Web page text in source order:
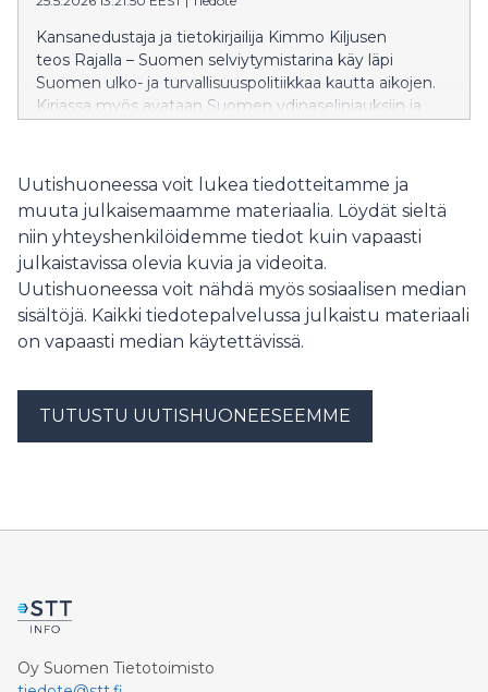
Kansanedustaja ja tietokirjailija Kimmo Kiljusen
teos Rajalla – Suomen selviytymistarina käy läpi
Suomen ulko- ja turvallisuuspolitiikkaa kautta aikojen.
Kirjassa myös avataan Suomen ydinaselinjauksiin ja
tehtäessä puolustusyhteistyösopimus Yhdysvaltojen
Uutishuoneessa voit lukea tiedotteitamme ja
muuta julkaisemaamme materiaalia. Löydät sieltä
niin yhteyshenkilöidemme tiedot kuin vapaasti
julkaistavissa olevia kuvia ja videoita.
Uutishuoneessa voit nähdä myös sosiaalisen median
sisältöjä. Kaikki tiedotepalvelussa julkaistu materiaali
on vapaasti median käytettävissä.
TUTUSTU UUTISHUONEESEEMME
Oy Suomen Tietotoimisto